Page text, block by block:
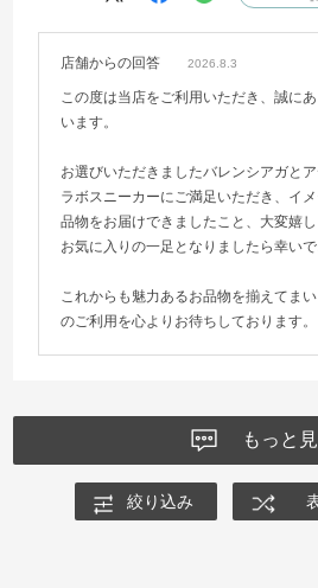
店舗からの回答 2026.8.3
この度は当店をご利用いただき、誠に
います。
お選びいただきましたバレンシアガと
ラボスニーカーにご満足いただき、イ
品物をお届けできましたこと、大変嬉し
お気に入りの一足となりましたら幸いで
これからも魅力あるお品物を揃えてま
のご利用を心よりお待ちしております。
もっと
絞り込み